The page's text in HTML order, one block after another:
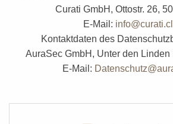
Curati GmbH, Ottostr. 26,
E-Mail:
Kontaktdaten des
AuraSec GmbH, Unter den Linden
E-Mail: